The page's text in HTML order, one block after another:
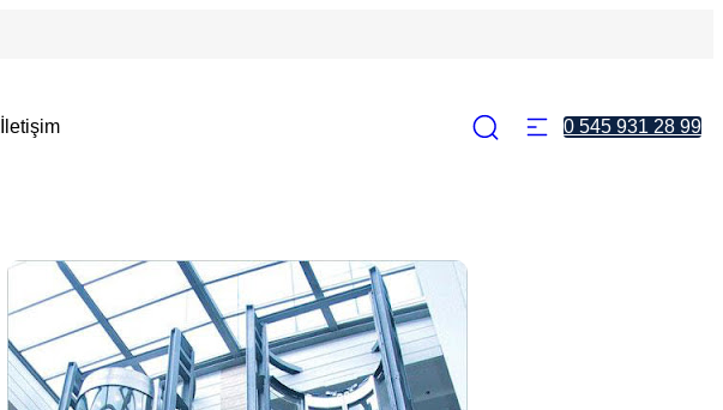
İletişim 0 545 931 28 99